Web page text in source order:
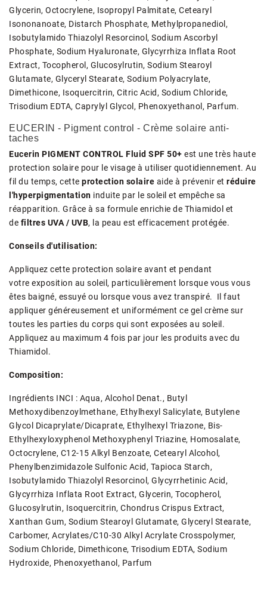
Glycerin, Octocrylene, Isopropyl Palmitate, Cetearyl
Isononanoate, Distarch Phosphate, Methylpropanediol,
Isobutylamido Thiazolyl Resorcinol, Sodium Ascorbyl
Phosphate, Sodium Hyaluronate, Glycyrrhiza Inflata Root
Extract, Tocopherol, Glucosylrutin, Sodium Stearoyl
Glutamate, Glyceryl Stearate, Sodium Polyacrylate,
Dimethicone, Isoquercitrin, Citric Acid, Sodium Chloride,
Trisodium EDTA, Caprylyl Glycol, Phenoxyethanol, Parfum.
EUCERIN - Pigment control - Crème solaire anti-
taches
Eucerin PIGMENT CONTROL Fluid SPF 50+ est une très haute
protection solaire pour le visage à utiliser quotidiennement. Au
fil du temps, cette protection solaire aide à prévenir et réduire
l'hyperpigmentation induite par le soleil et empêche sa
réapparition. Grâce à sa formule enrichie de Thiamidol et
de filtres UVA / UVB, la peau est efficacement protégée.
Conseils d'utilisation:
Appliquez cette protection solaire avant et pendant
votre exposition au soleil, particulièrement lorsque vous vous
êtes baigné, essuyé ou lorsque vous avez transpiré. Il faut
appliquer généreusement et uniformément ce gel crème sur
toutes les parties du corps qui sont exposées au soleil.
Appliquez au maximum 4 fois par jour les produits avec du
Thiamidol.
Composition:
Ingrédients INCI : Aqua, Alcohol Denat., Butyl
Methoxydibenzoylmethane, Ethylhexyl Salicylate, Butylene
Glycol Dicaprylate/Dicaprate, Ethylhexyl Triazone, Bis-
Ethylhexyloxyphenol Methoxyphenyl Triazine, Homosalate,
Octocrylene, C12-15 Alkyl Benzoate, Cetearyl Alcohol,
Phenylbenzimidazole Sulfonic Acid, Tapioca Starch,
Isobutylamido Thiazolyl Resorcinol, Glycyrrhetinic Acid,
Glycyrrhiza Inflata Root Extract, Glycerin, Tocopherol,
Glucosylrutin, Isoquercitrin, Chondrus Crispus Extract,
Xanthan Gum, Sodium Stearoyl Glutamate, Glyceryl Stearate,
Carbomer, Acrylates/C10-30 Alkyl Acrylate Crosspolymer,
Sodium Chloride, Dimethicone, Trisodium EDTA, Sodium
Hydroxide, Phenoxyethanol, Parfum